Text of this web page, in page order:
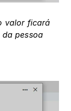
valor ficará
pessoa